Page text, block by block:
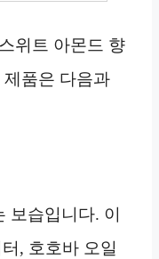
위트 아몬드 향
품은 다음과
보습입니다. 이
, 호호바 오일